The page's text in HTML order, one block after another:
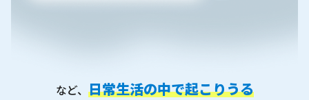
など、 日常生活の中で起こりうる